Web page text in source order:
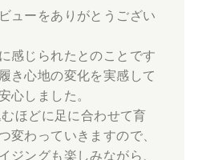
ューをありがとうござい
感じられたとのことです
き心地の変化を実感して
心しました。
ほどに足に合わせて育
変わっていきますので、
ジングも楽しみながら、